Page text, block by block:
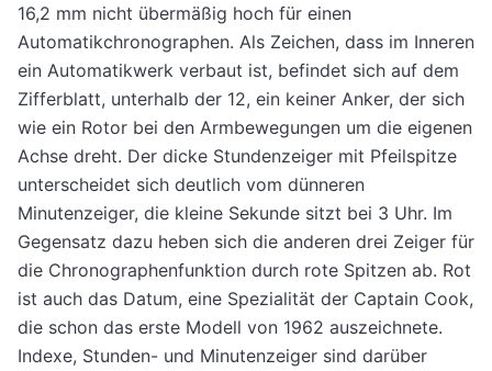
16,2 mm nicht übermäßig hoch für einen
Automatikchronographen. Als Zeichen, dass im Inneren
ein Automatikwerk verbaut ist, befindet sich auf dem
Zifferblatt, unterhalb der 12, ein keiner Anker, der sich
wie ein Rotor bei den Armbewegungen um die eigenen
Achse dreht. Der dicke Stundenzeiger mit Pfeilspitze
unterscheidet sich deutlich vom dünneren
Minutenzeiger, die kleine Sekunde sitzt bei 3 Uhr. Im
Gegensatz dazu heben sich die anderen drei Zeiger für
die Chronographenfunktion durch rote Spitzen ab. Rot
ist auch das Datum, eine Spezialität der Captain Cook,
die schon das erste Modell von 1962 auszeichnete.
Indexe, Stunden- und Minutenzeiger sind darüber